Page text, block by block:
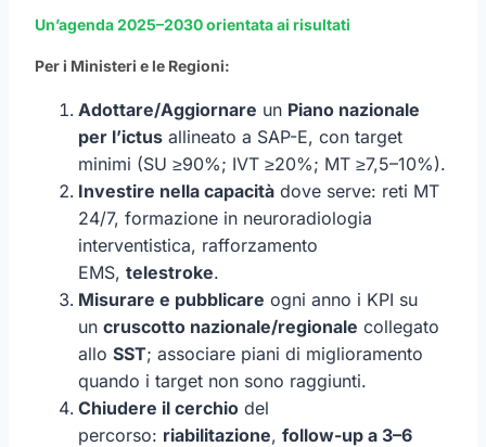
Un’agenda 2025–2030 orientata ai risultati
Per i Ministeri e le Regioni:
Adottare/Aggiornare un Piano nazionale
per l’ictus allineato a SAP-E, con target
minimi (SU ≥90%; IVT ≥20%; MT ≥7,5–10%).
Investire nella capacità dove serve: reti MT
24/7, formazione in neuroradiologia
interventistica, rafforzamento
EMS, telestroke.
Misurare e pubblicare ogni anno i KPI su
un cruscotto nazionale/regionale collegato
allo SST; associare piani di miglioramento
quando i target non sono raggiunti.
Chiudere il cerchio del
percorso: riabilitazione, follow-up a 3–6